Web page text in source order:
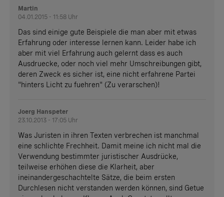
Martin
04.01.2015 - 11:58 Uhr
Das sind einige gute Beispiele die man aber mit etwas
Erfahrung oder interesse lernen kann. Leider habe ich
aber mit viel Erfahrung auch gelernt dass es auch
Ausdruecke, oder noch viel mehr Umschreibungen gibt,
deren Zweck es sicher ist, eine nicht erfahrene Partei
"hinters Licht zu fuehren" (Zu verarschen)!
Joerg Hanspeter
23.10.2013 - 17:05 Uhr
Was Juristen in ihren Texten verbrechen ist manchmal
eine schlichte Frechheit. Damit meine ich nicht mal die
Verwendung bestimmter juristischer Ausdrücke,
teilweise erhöhen diese die Klarheit, aber
ineinandergeschachtelte Sätze, die beim ersten
Durchlesen nicht verstanden werden können, sind Getue